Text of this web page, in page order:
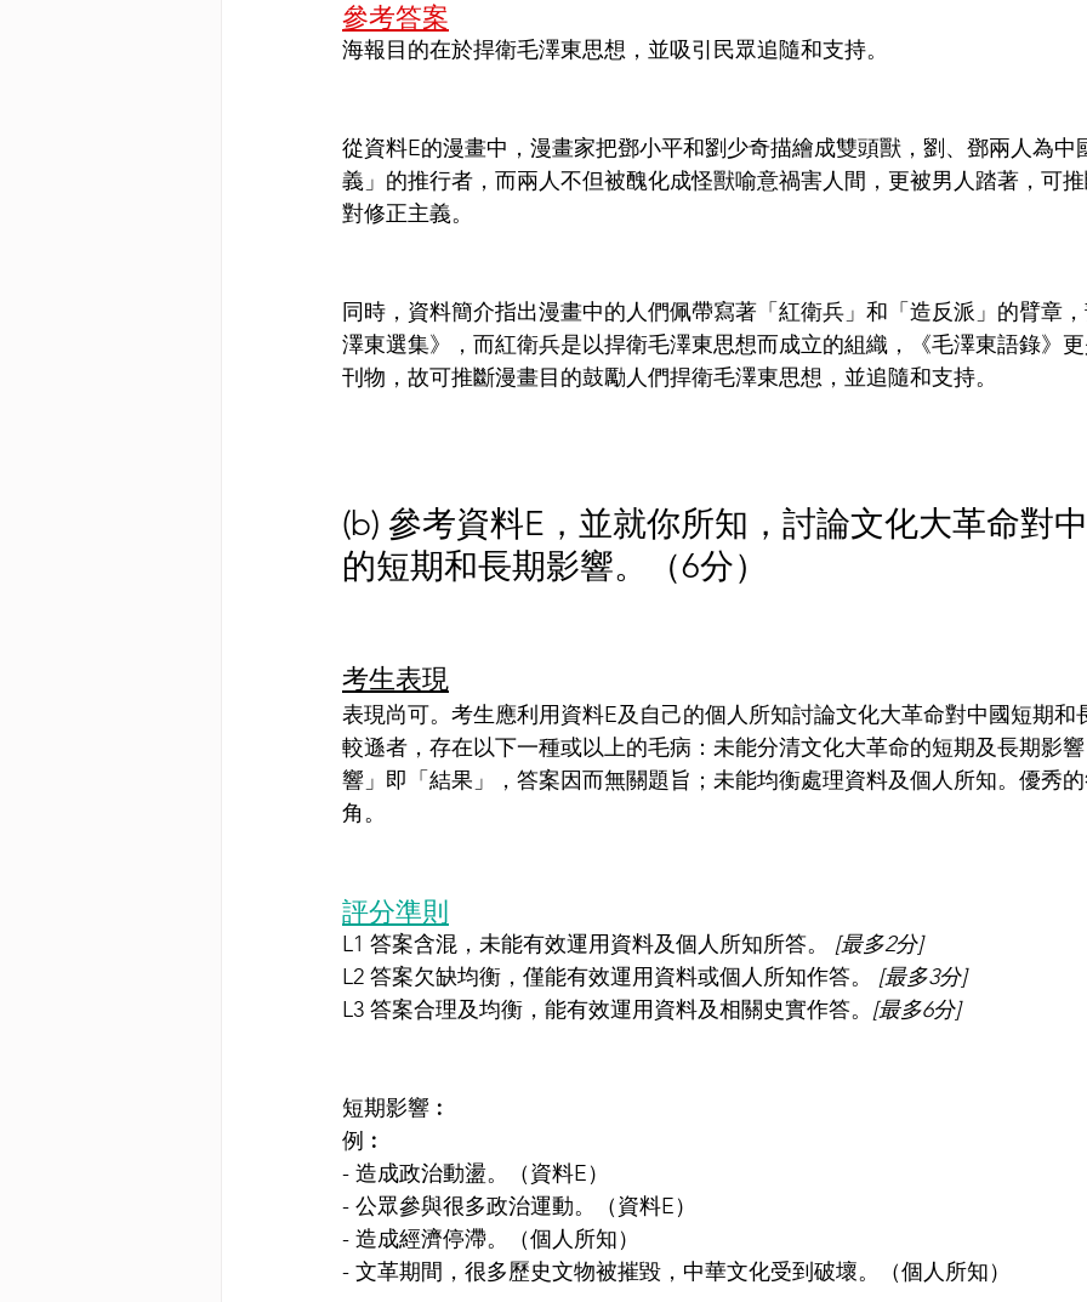
參考答案
海報目的在於捍衛毛澤東思想，並吸引民眾追隨和支持。
從資料E的漫畫中，漫畫家把鄧小平和劉少奇描繪成雙頭獸，劉、鄧兩人為中
義」的推行者，而兩人不但被醜化成怪獸喻意禍害人間，更被男人踏著，可
對修正主義。
同時，資料簡介指出漫畫中的人們佩帶寫著「紅衛兵」和「造反派」的臂章
澤東選集》，而紅衛兵是以捍衛毛澤東思想而成立的組織，《毛澤東語錄》
刊物，故可推斷漫畫目的鼓勵人們捍衛毛澤東思想，並追隨和支持。
(b) 參考資料E，並就你所知，討論文化大革命對
的短期和長期影響。（6分）
考生表現
表現尚可。考生應利用資料E及自己的個人所知討論文化大革命對中國短期和
較遜者，存在以下一種或以上的毛病：未能分清文化大革命的短期及長期影
響」即「結果」，答案因而無關題旨；未能均衡處理資料及個人所知。優秀
角。
評分準則
L1 答案含混，未能有效運用資料及個人所知所答。 [最多2分]
L2 答案欠缺均衡，僅能有效運用資料或個人所知作答。 [最多3分]
L3 答案合理及均衡，能有效運用資料及相關史實作答。 [最多6分]
短期影響︰
例︰
- 造成政治動盪。（資料E）
- 公眾參與很多政治運動。（資料E）
- 造成經濟停滯。（個人所知）
- 文革期間，很多歷史文物被摧毀，中華文化受到破壞。（個人所知）